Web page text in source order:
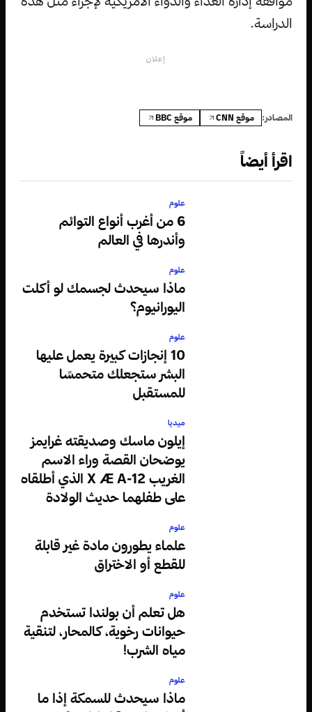
الدراسة.
إعلان
المصادر: موقع CNN موقع BBC
اقرأ أيضاً
علوم
6 من أغرب أنواع التوائم
وأندرها في العالم
علوم
ماذا سيحدث لجسمك لو أكلت
اليورانيوم؟
علوم
10 إنجازات كبيرة يعمل عليها
البشر ستجعلك متحمسًا
للمستقبل
ميديا
إيلون ماسك وصديقته غرايمز
يوضحان القصة وراء الاسم
الغريب X Æ A-12 الذي أطلقاه
على طفلهما حديث الولادة
علوم
علماء يطورون مادة غير قابلة
للقطع أو الاختراق
علوم
هل تعلم أن بولندا تستخدم
حيوانات رخوية، كالمحار، لتنقية
مياه الشرب!
علوم
ماذا سيحدث للسمكة إذا ما